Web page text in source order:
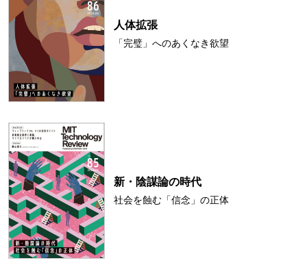
人体拡張
「完璧」へのあくなき欲望
新・陰謀論の時代
社会を蝕む「信念」の正体